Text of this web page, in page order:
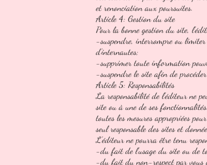
et renonciation aux poursuites.
Article 4: Gestion du site
Pour la bonne gestion du site,
-suspendre, interrompre ou
d'internautes;
-supprimer toute information
-suspendre le site afin de
Article 5: Responsabilités
La responsabilité de l'éditeur ne
site ou à une de ses
toutes les mesures appropriées
seul responsable des sites et
L'éditeur ne pourra être tenu
-du fait de l'usage du site ou de
-du fait du non-respect par vous